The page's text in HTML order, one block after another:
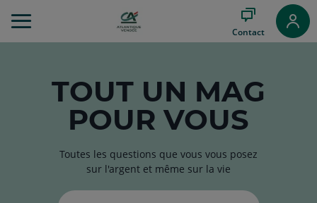
au
Contact
TOUT UN MAG
POUR VOUS
Toutes les questions que vous vous posez
sur l'argent et même sur la vie